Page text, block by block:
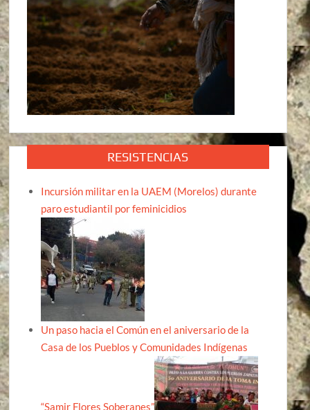
RESISTENCIAS
Incursión militar en la UAEM (Morelos) durante
paro estudiantil por feminicidios
Un paso hacia el Común en el aniversario de la
Casa de los Pueblos y Comunidades Indígenas
“Samir Flores Soberanes”